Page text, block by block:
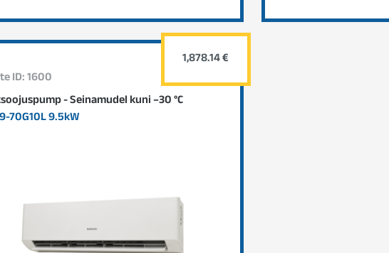
ID: 1600
- Seinamudel kuni –30 °C
70G10L 9.5kW
1,878.14 €